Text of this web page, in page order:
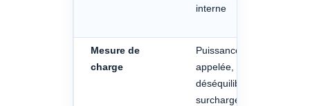
interne
Mesure de
charge
Puissance réellement
appelée, pics,
déséquilibre de phases,
surcharge